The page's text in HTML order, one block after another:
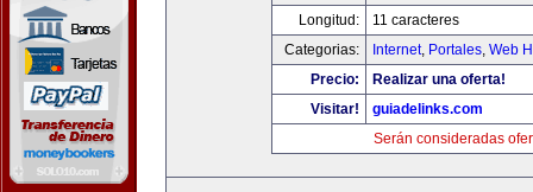
Longitud:
11 caracteres
Categorias:
Internet, Portales, Web
Precio:
Realizar una oferta!
Visitar!
guiadelinks.com
Serán consideradas